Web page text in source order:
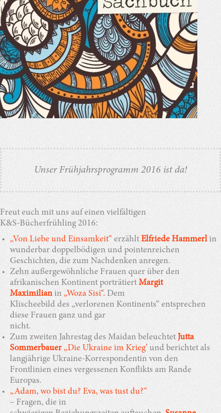
Unser Frühjahrsprogramm 2016 ist da!
Freut euch mit uns auf einen vielfältigen
K&S-Bücherfrühling 2016:
„Von Liebe und Einsamkeit“ erzähltElfriede Hammerlin
wunderbar doppelbödigen und pointenreichen
Geschichten, die zum Nachdenken anregen.
Zehn außergewöhnliche Frauen quer über den
afrikanischen Kontinent porträtiertMargit
Maximilianin„Woza Sisi“.Dem
Klischeebild des „verlorenen Kontinents“ entsprechen
diese Frauen ganz und gar
nicht.
Zum zweiten Jahrestag des Maidan beleuchtetJutta
Sommerbauer „Die Ukraine im Krieg’und berichtet als
langjährige Ukraine-Korrespondentin von den
Frontlinien eines vergessenen Konflikts am Rande
Europas.
„Adam, wo bist du? Eva, was tust du?“
–Fragen, die in